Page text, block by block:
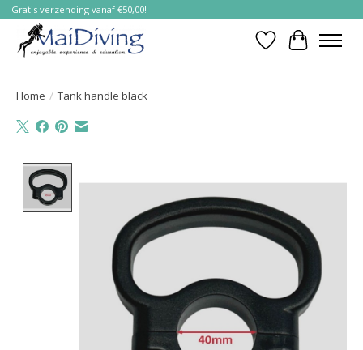
Gratis verzending vanaf €50,00!
Verlanglijst
Home / Tank handle black